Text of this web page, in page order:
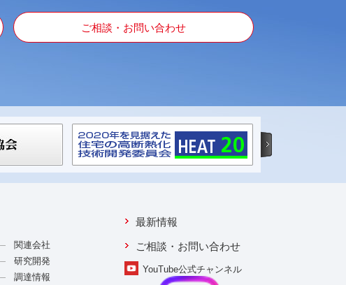
ご相談・お問い合わせ
関連会社
研究開発
調達情報
最新情報
ご相談・お問い合わせ
YouTube公式チャンネル